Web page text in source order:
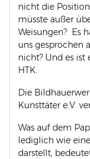
nicht die
müsste außer
Weisungen? Es
uns gesprochen
nicht? Und es
HTK.
Die
Kunsttäter e.V.
Was auf dem
lediglich wie
darstellt,